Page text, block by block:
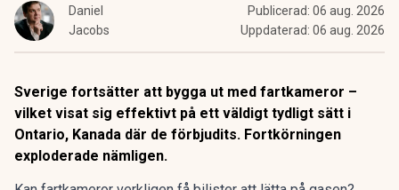
Daniel
Jacobs
Publicerad: 06 aug. 2026
Uppdaterad: 06 aug. 2026
Sverige fortsätter att bygga ut med fartkameror –
vilket visat sig effektivt på ett väldigt tydligt sätt i
Ontario, Kanada där de förbjudits. Fortkörningen
exploderade nämligen.